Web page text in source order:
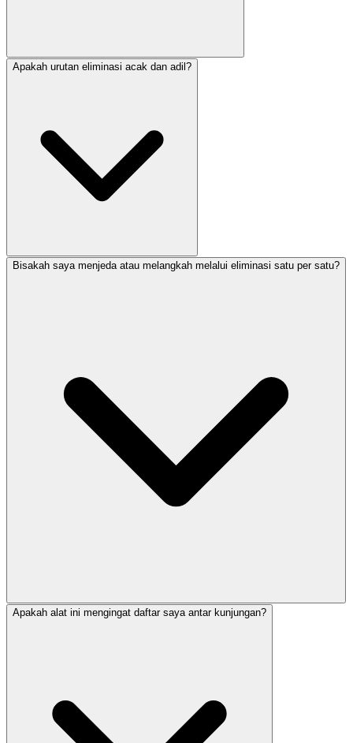
Apakah urutan eliminasi acak dan adil?
Bisakah saya menjeda atau melangkah melalui eliminasi satu per satu?
Apakah alat ini mengingat daftar saya antar kunjungan?